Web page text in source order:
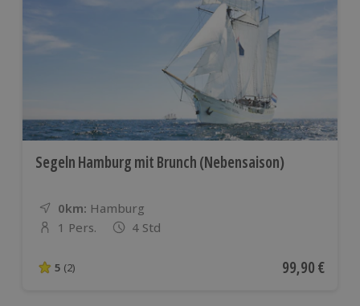
Segeln Hamburg mit Brunch (Nebensaison)
0km: Entfernung
Standort
Hamburg
Anzahl der Teilnehmer
1 Pers. 4 Std
5 von 5 Sternen basierend auf 2 Bewertungen
5 (2) Aktueller
99,90 €